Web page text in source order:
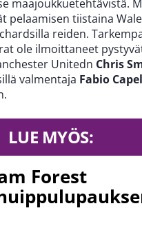
maajoukkuetehtävistä.
pelaamisen tiistaina
reiden.
ole ilmoittaneet
Unitedn Chris
valmentaja Fabio
LUE MYÖS:
Forest